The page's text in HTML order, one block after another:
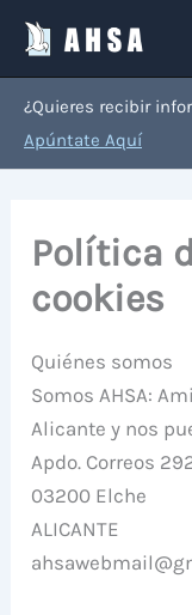
contenido
¿Quieres recibir
Apúntate Aquí
Política
cookies
Quiénes somos
Somos AHSA:
Alicante y nos
Apdo. Correos
03200 Elche
ALICANTE